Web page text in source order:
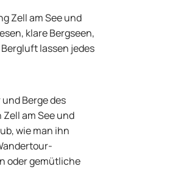
Zell am See und
klare Bergseen,
lassen jedes
Berge des
am See und
wie man ihn
oder gemütliche